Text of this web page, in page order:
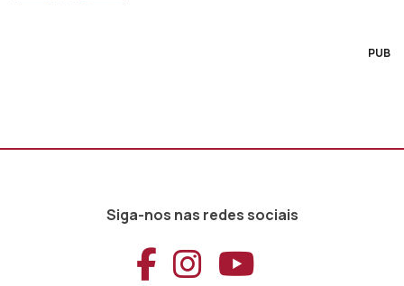
PUB
Siga-nos nas redes sociais
Aceder ao
Aceder ao
Aceder